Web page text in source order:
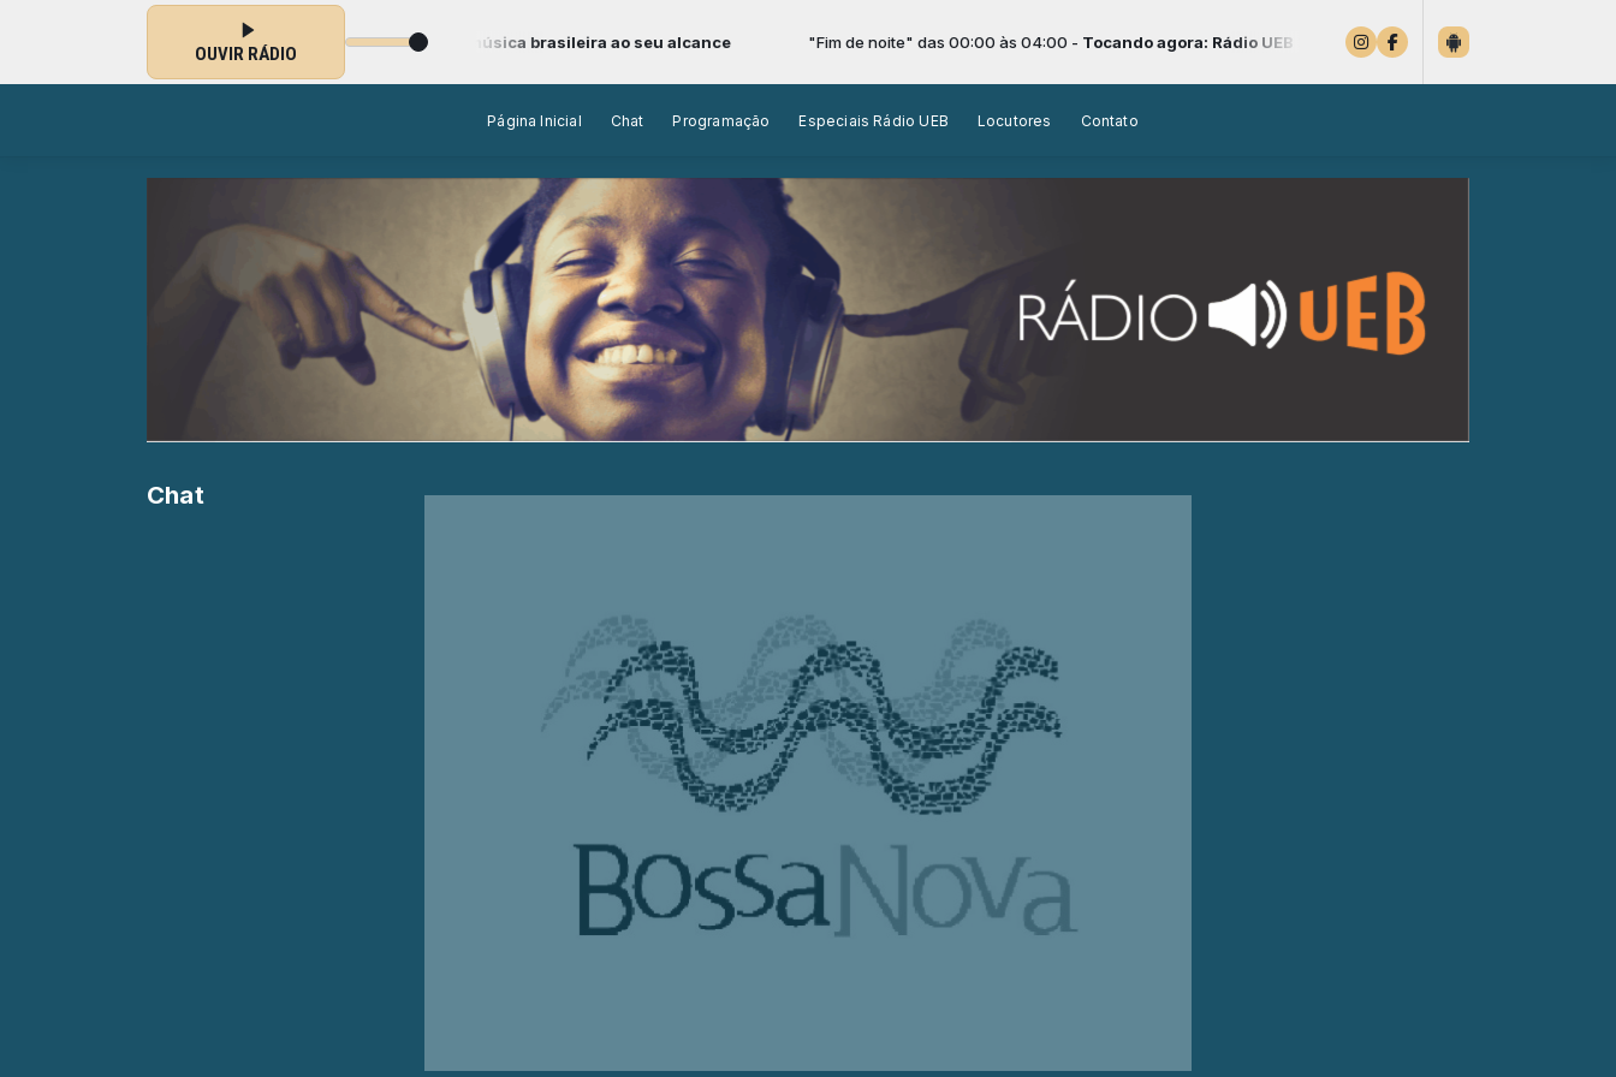
OUVIR RÁDIO
Tocando agora: Rádio UEB 3 A música brasileira ao seu alcance "Fim de noite" das 00:00 às 04:00 -Tocando agora: Rádio UEB 3 A música brasileira ao seu alcance
Página Inicial Chat Programação Especiais Rádio UEB Locutores Contato
Chat